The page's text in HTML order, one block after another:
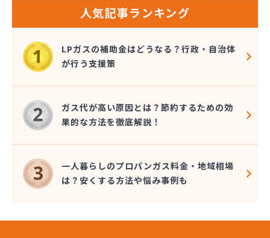
人気記事ランキング
LPガスの補助金はどうなる？行政・自治体
が行う支援策
ガス代が高い原因とは？節約するための効
果的な方法を徹底解説！
一人暮らしのプロパンガス料金・地域相場
は？安くする方法や悩み事例も